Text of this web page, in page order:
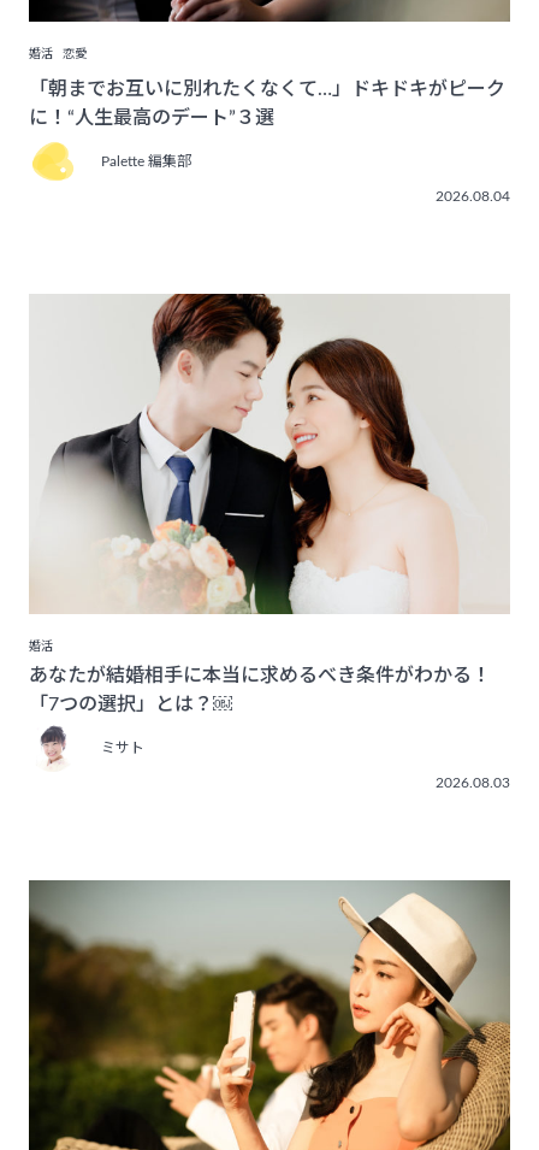
婚活 恋愛
「朝までお互いに別れたくなくて…」ドキドキがピーク
に！“人生最高のデート”３選
Palette 編集部
2026.08.04
婚活
あなたが結婚相手に本当に求めるべき条件がわかる！
「7つの選択」とは？￼
ミサト
2026.08.03